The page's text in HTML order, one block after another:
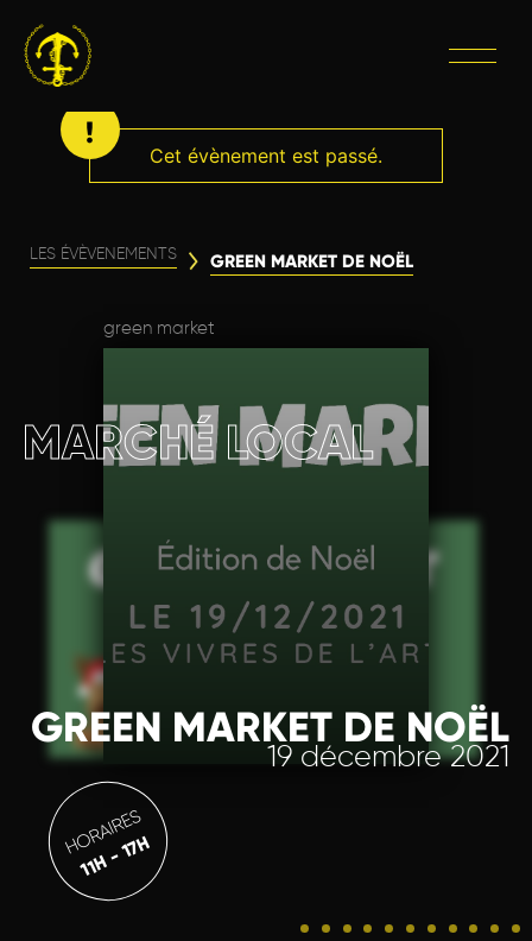
Cet évènement est passé.
LES ÉVÈVENEMENTS GREEN MARKET DE NOËL
green market
GREEN MARKET DE NOËL
19 décembre 2021
MARCHÉ LOCAL
HORAIRES
11H - 17H